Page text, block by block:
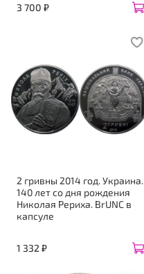
3 700 ₽
2 гривны 2014 год. Украина.
140 лет со дня рождения
Николая Рериха. BrUNC в
капсуле
1 332 ₽